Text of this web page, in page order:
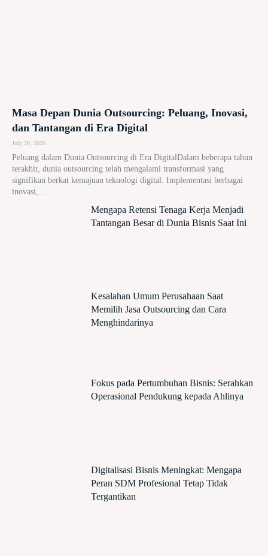
Masa Depan Dunia Outsourcing: Peluang, Inovasi,
dan Tantangan di Era Digital
July 20, 2026
Peluang dalam Dunia Outsourcing di Era DigitalDalam beberapa tahun
terakhir, dunia outsourcing telah mengalami transformasi yang
signifikan berkat kemajuan teknologi digital. Implementasi berbagai
inovasi,...
Mengapa Retensi Tenaga Kerja Menjadi
Tantangan Besar di Dunia Bisnis Saat Ini
Kesalahan Umum Perusahaan Saat
Memilih Jasa Outsourcing dan Cara
Menghindarinya
Fokus pada Pertumbuhan Bisnis: Serahkan
Operasional Pendukung kepada Ahlinya
Digitalisasi Bisnis Meningkat: Mengapa
Peran SDM Profesional Tetap Tidak
Tergantikan